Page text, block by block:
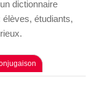
dictionnaire
élèves, étudiants,